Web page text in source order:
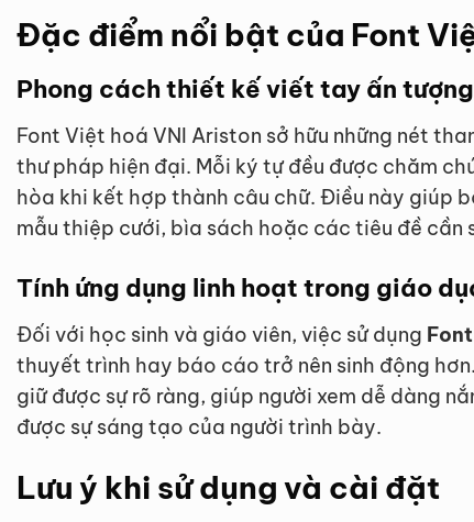
Đặc điểm nổi bật của Font
Phong cách thiết kế viết tay ấn tượng
Font Việt hoá VNI Ariston sở hữu những nét
thư pháp hiện đại. Mỗi ký tự đều được chăm
hòa khi kết hợp thành câu chữ. Điều này giúp
mẫu thiệp cưới, bìa sách hoặc các tiêu đề cần
Tính ứng dụng linh hoạt trong giáo
Đối với học sinh và giáo viên, việc sử dụng
thuyết trình hay báo cáo trở nên sinh động
giữ được sự rõ ràng, giúp người xem dễ dàng
được sự sáng tạo của người trình bày.
Lưu ý khi sử dụng và cài đặt